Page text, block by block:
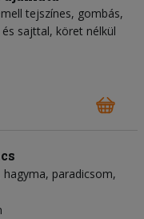
tejszínes, gombás,
sajttal, köret nélkül
hagyma paradicsom